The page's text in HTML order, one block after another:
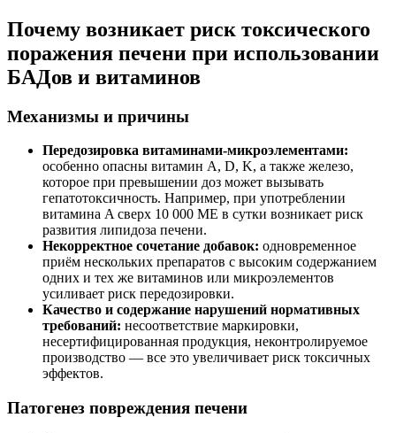
Почему возникает риск токсического
поражения печени при использовании
БАДов и витаминов
Механизмы и причины
Передозировка витаминами-микроэлементами:
особенно опасны витамин A, D, K, а также железо,
которое при превышении доз может вызывать
гепатотоксичность. Например, при употреблении
витамина A сверх 10 000 МЕ в сутки возникает риск
развития липидоза печени.
Некорректное сочетание добавок: одновременное
приём нескольких препаратов с высоким содержанием
одних и тех же витаминов или микроэлементов
усиливает риск передозировки.
Качество и содержание нарушений нормативных
требований: несоответствие маркировки,
несертифицированная продукция, неконтролируемое
производство — все это увеличивает риск токсичных
эффектов.
Патогенез повреждения печени